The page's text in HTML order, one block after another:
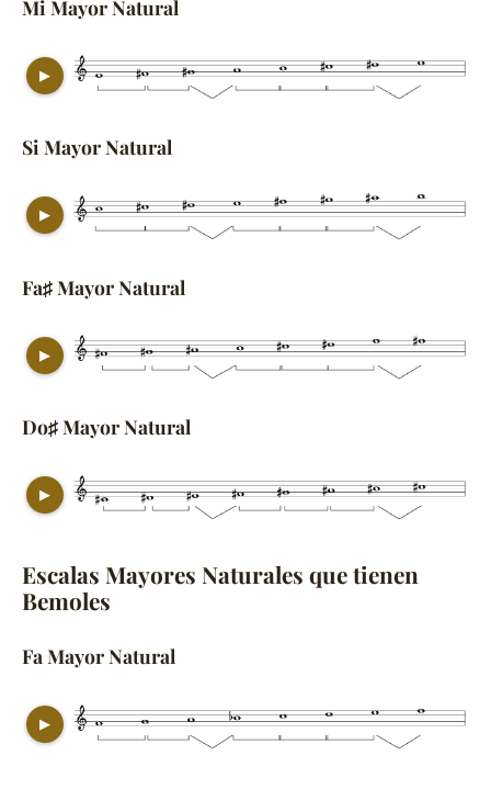
Mi Mayor Natural
▶
Si Mayor Natural
▶
Fa♯ Mayor Natural
▶
Do♯ Mayor Natural
▶
Escalas Mayores Naturales que tienen
Bemoles
Fa Mayor Natural
▶